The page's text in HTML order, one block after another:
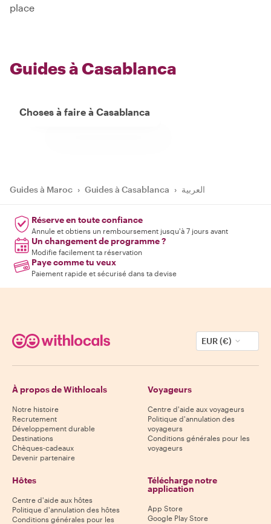
place
Guides à Casablanca
Choses à faire à Casablanca
Guides à Maroc › Guides à Casablanca › العربية
Réserve en toute confiance
Annule et obtiens un remboursement jusqu'à 7 jours avant
Un changement de programme ?
Modifie facilement ta réservation
Paye comme tu veux
Paiement rapide et sécurisé dans ta devise
EUR (€)
À propos de Withlocals
Notre histoire
Recrutement
Développement durable
Destinations
Chèques-cadeaux
Devenir partenaire
Voyageurs
Centre d'aide aux voyageurs
Politique d'annulation des
voyageurs
Conditions générales pour les
voyageurs
Hôtes
Centre d'aide aux hôtes
Politique d'annulation des hôtes
Conditions générales pour les
Télécharge notre
application
App Store
Google Play Store